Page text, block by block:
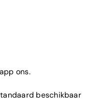
ons.
beschikbaar